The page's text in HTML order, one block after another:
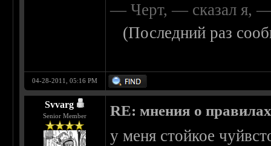
— Черт, — сказал я, —
(Последний раз
04-28-2011, 05:16 PM
Svvarg
Senior Member RE: мнения о
у меня стойкое